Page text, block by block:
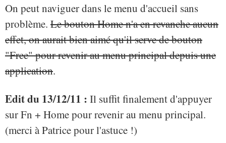
On peut naviguer dans le menu d'accueil sans
problème. Le bouton Home n'a en revanche aucun
effet, on aurait bien aimé qu'il serve de bouton
"Free" pour revenir au menu principal depuis une
application.
Edit du 13/12/11 : Il suffit finalement d'appuyer
sur Fn + Home pour revenir au menu principal.
(merci à Patrice pour l'astuce !)